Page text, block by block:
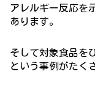
アレルギー反応を
あります。
そして対象食品を
という事例がたく